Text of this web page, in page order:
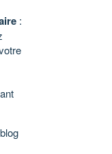
: